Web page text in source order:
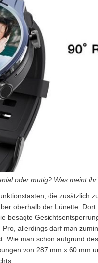
oder mutig? Was meint
die zusätzlich
oberhalb der Lünette.
besagte
allerdings darf man
Wie man schon aufgrund
von 287 mm x 60 mm